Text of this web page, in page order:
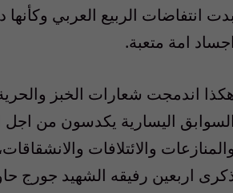
بدت انتفاضات الربيع العربي
اجساد امة متعبة.
اندمجت شعارات الخبز
السوابق اليسارية يكدسون من اجل
والمنازعات والائتلافات
اربعين رفيقه الشهيد جورج